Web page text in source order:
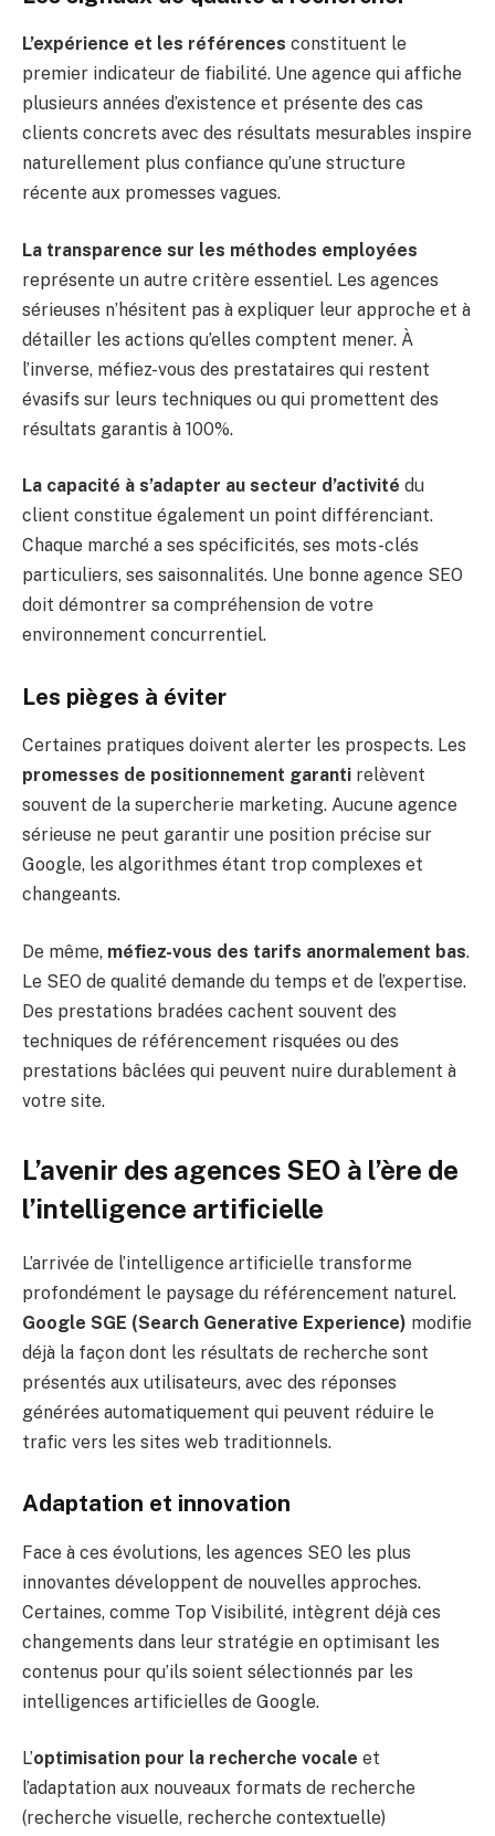
L’expérience et les références constituent le
premier indicateur de fiabilité. Une agence qui affiche
plusieurs années d’existence et présente des cas
clients concrets avec des résultats mesurables inspire
naturellement plus confiance qu’une structure
récente aux promesses vagues.
La transparence sur les méthodes employées
représente un autre critère essentiel. Les agences
sérieuses n’hésitent pas à expliquer leur approche et à
détailler les actions qu’elles comptent mener. À
l’inverse, méfiez-vous des prestataires qui restent
évasifs sur leurs techniques ou qui promettent des
résultats garantis à 100%.
La capacité à s’adapter au secteur d’activité du
client constitue également un point différenciant.
Chaque marché a ses spécificités, ses mots-clés
particuliers, ses saisonnalités. Une bonne agence SEO
doit démontrer sa compréhension de votre
environnement concurrentiel.
Les pièges à éviter
Certaines pratiques doivent alerter les prospects. Les
promesses de positionnement garanti relèvent
souvent de la supercherie marketing. Aucune agence
sérieuse ne peut garantir une position précise sur
Google, les algorithmes étant trop complexes et
changeants.
De même, méfiez-vous des tarifs anormalement bas.
Le SEO de qualité demande du temps et de l’expertise.
Des prestations bradées cachent souvent des
techniques de référencement risquées ou des
prestations bâclées qui peuvent nuire durablement à
votre site.
L’avenir des agences SEO à l’ère de
l’intelligence artificielle
L’arrivée de l’intelligence artificielle transforme
profondément le paysage du référencement naturel.
Google SGE (Search Generative Experience) modifie
déjà la façon dont les résultats de recherche sont
présentés aux utilisateurs, avec des réponses
générées automatiquement qui peuvent réduire le
trafic vers les sites web traditionnels.
Adaptation et innovation
Face à ces évolutions, les agences SEO les plus
innovantes développent de nouvelles approches.
Certaines, comme Top Visibilité, intègrent déjà ces
changements dans leur stratégie en optimisant les
contenus pour qu’ils soient sélectionnés par les
intelligences artificielles de Google.
L’optimisation pour la recherche vocale et
l’adaptation aux nouveaux formats de recherche
(recherche visuelle, recherche contextuelle)